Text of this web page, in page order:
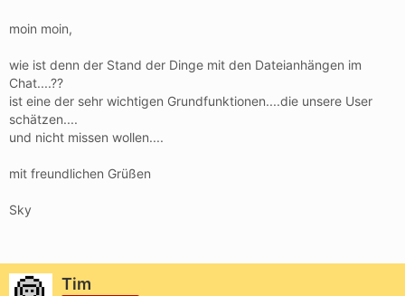
moin moin,
wie ist denn der Stand der Dinge mit den Dateianhängen im
Chat....??
ist eine der sehr wichtigen Grundfunktionen....die unsere User
schätzen....
und nicht missen wollen....
mit freundlichen Grüßen
Sky
Tim